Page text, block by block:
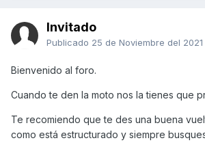
Invitado
Publicado 25 de Noviembre del 2021
Bienvenido al foro.
Cuando te den la moto nos la tienes que
Te recomiendo que te des una buena
como está estructurado y siempre